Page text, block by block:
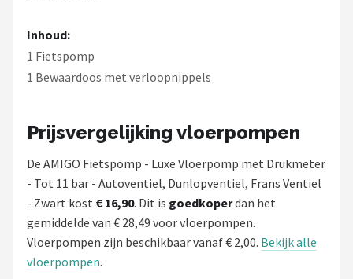
Inhoud:
1 Fietspomp
1 Bewaardoos met verloopnippels
Prijsvergelijking vloerpompen
De AMIGO Fietspomp - Luxe Vloerpomp met Drukmeter
- Tot 11 bar - Autoventiel, Dunlopventiel, Frans Ventiel
- Zwart kost € 16,90. Dit is goedkoperdan het
gemiddelde van € 28,49 voor vloerpompen.
Vloerpompen zijn beschikbaar vanaf € 2,00. Bekijk alle
vloerpompen.